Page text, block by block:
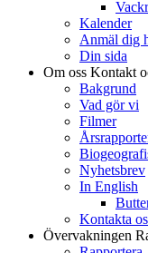
Kalender
Anmäl dig
Din sida
Om oss Kontakt
Bakgrund
Vad gör vi
Filmer
Nyhetsbrev
In English
Kontakta
Övervakningen